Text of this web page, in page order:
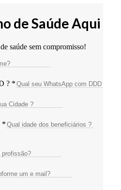
de Saúde Aqui
saúde sem compromisso!
? *
*